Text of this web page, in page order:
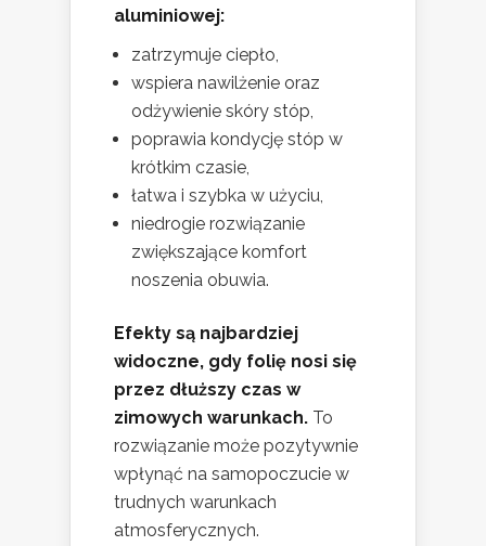
aluminiowej:
zatrzymuje ciepło,
wspiera nawilżenie oraz
odżywienie skóry stóp,
poprawia kondycję stóp w
krótkim czasie,
łatwa i szybka w użyciu,
niedrogie rozwiązanie
zwiększające komfort
noszenia obuwia.
Efekty są najbardziej
widoczne, gdy folię nosi się
przez dłuższy czas w
zimowych warunkach. To
rozwiązanie może pozytywnie
wpłynąć na samopoczucie w
trudnych warunkach
atmosferycznych.